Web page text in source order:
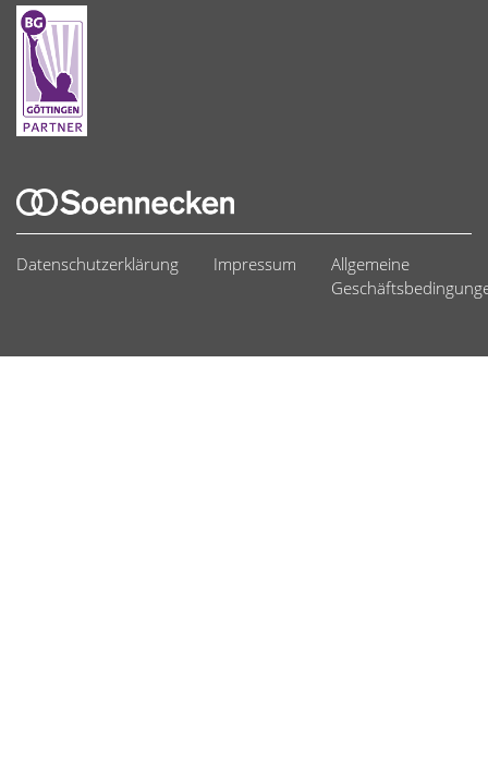
Datenschutzerklärung Impressum
Allgemeine